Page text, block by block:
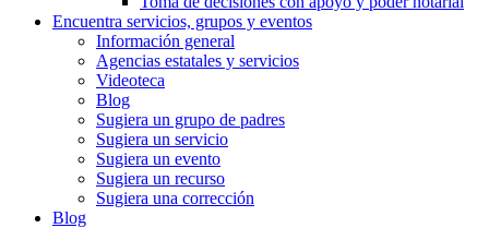
Encuentra servicios, grupos y eventos
Información general
Agencias estatales y servicios
Videoteca
Blog
Sugiera un grupo de padres
Sugiera un servicio
Sugiera un evento
Sugiera un recurso
Sugiera una corrección
Blog